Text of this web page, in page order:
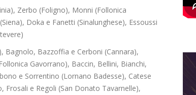
Zerbo (Foligno), Monni (Follonica
Doka e Fanetti (Sinalunghese), Essoussi
Bagnolo, Bazzoffia e Cerboni (Cannara),
Gavorrano), Baccin, Bellini, Bianchi,
e Sorrentino (Lornano Badesse), Catese
Frosali e Regoli (San Donato Tavarnelle),